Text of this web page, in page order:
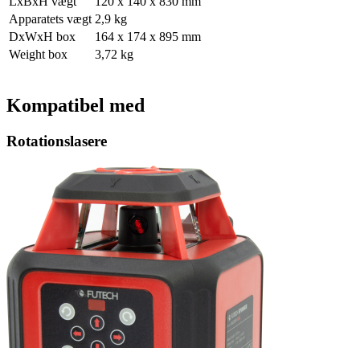
Apparatets vægt 2,9 kg
DxWxH box
164 x 174 x 895 mm
Weight box
3,72 kg
Kompatibel med
Rotationslasere